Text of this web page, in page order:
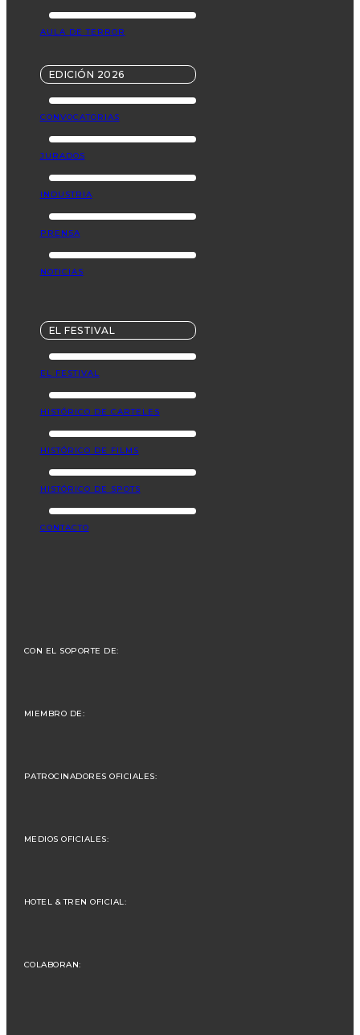
AULA DE TERROR
EDICIÓN 2026
CONVOCATORIAS
JURADOS
INDUSTRIA
PRENSA
NOTICIAS
EL FESTIVAL
EL FESTIVAL
HISTÓRICO DE CARTELES
HISTÓRICO DE FILMS
HISTÓRICO DE SPOTS
CONTACTO
CON EL SOPORTE DE:
MIEMBRO DE:
PATROCINADORES OFICIALES:
MEDIOS OFICIALES:
HOTEL & TREN OFICIAL:
COLABORAN: